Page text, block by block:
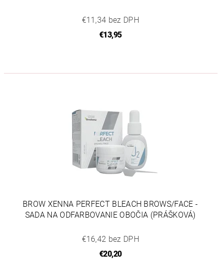
€11,34 bez DPH
€13,95
BROW XENNA PERFECT BLEACH BROWS/FACE -
SADA NA ODFARBOVANIE OBOČIA (PRÁŠKOVÁ)
€16,42 bez DPH
€20,20